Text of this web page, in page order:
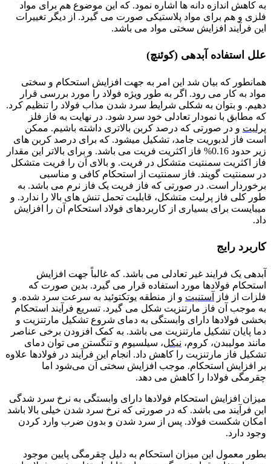
به کاهش اندازه دانه ها اشاره نمود. که این موضوع هم برای مواد
فلزی و هم برای مواد پلاستیکی صورت می گیرد. از دیگر تغییرات
این فرآیند افزایش سختی مواد می باشد.
علل استفاده آبدهی (کوئنچ)
همانطور که بیان شد این امر به جهت افزایش استحکام و سختی
مواد به کار می رود. اگر به طور ویژه فولاد را مورد بررسی قرار
دهیم. و بتوان به شکلی شرایط سرد شدن مذاب فولاد را تنظیم کرد.
که مطابق با نمودار تعادلی خود سرد شود. در نهایت به فاز فلز
پرلیت و در صورتی که درصد کربن بالاتری داشته باشیم. ممکن
است فاز لدبوریت جامد، تشکیل میشود. که برای درصد کربن های
زیر حدود 0.16% فاز اکثریت فریت می باشد. و برای بالاتر این مقدار
فاز اکثریت سمنتیت متشکل در فریت. و بالای آن را فریت متشکل
در سمنتیت گویند. فاز سمنتیت از استحکام کافی و مناسبی
برخوردار است. در صورتی که فاز فریت یک فاز نرم می باشد. به
طور کلی فاز پرلیت متشکل، قابلیت تحمل تنش های بالا را ندارد. و
میبایست برای بسیاری از کاربردهای فولاد استحکام آن را افزایش
داد.
کاربرد رایج
آبدهی یک فرایند غیر تعادلی می باشد. که غالباً جهت افزایش
استحکام فولادها مورد استفاده قرار می گیرد. بدین صورت که
فلزات از فاز
آستنیت و از منطقه یوتکتوئید به سرعت سرد شده. و
به موجب آن فاز مارتنزیت شکل می گیرد. تسریع فرآیند استحکام
بخشی فولادها دارای وابستگی به دمای شروع تشکیل مارتنزیت و
دما پایان تشکیل مارتنزیت می باشد. به کمک افزودن برخی عناصر
مانند مولیبدن، کروم، نیکل، سیلسیوم و تنگستن می توان دمای
تشکیل فاز مارتنزیت را کاهش داد. انجام این فرآیند در فولادها علاوه
بر افزایش استحکام. موجب افزایش سختی آن می‌شود اما
چقرمگی فولادا را کاهش می دهد.
میزان افزایش استحکام فولادها دارای وابستگی به نرخ سرد شدگی
این فرآیند می باشد. که در صورتی که نرخ سرد شدن خیلی بالا باشد
امکان شکست فولاد. پس از سرد شدن و بدون ضرب وارد کردن
وجود دارد.
بطور معمول این میزان استحکام به دلیل چقرمگی پایین موجود